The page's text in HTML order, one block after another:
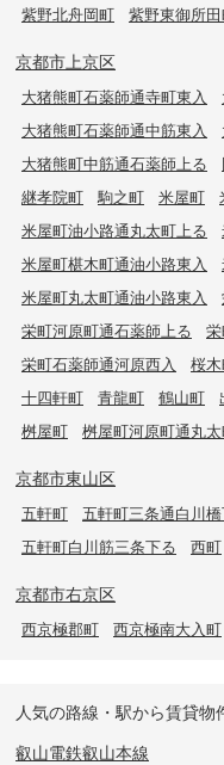
紫野北舟岡町
紫野東御所
京都市上京区
大猪熊町石薬師通寺町東入
大猪熊町石薬師通中筋東入
大猪熊町中筋通石薬師上る
継孝院町
駒之町 米屋町
米屋町油小路通丸太町上る
米屋町椹木町通油小路東入
米屋町丸太町通油小路東入
栄町河原町通石薬師上る
栄町石薬師通河原西入
桜
十四軒町
青龍町 鶴山町
桝屋町
桝屋町河原町通丸
京都市東山区
五軒町 五軒町三条通白川
五軒町白川筋三条下る
西町
京都市右京区
西京極郡町 西京極南大入町
人気の路線・駅から賃貸物
叡山電鉄叡山本線